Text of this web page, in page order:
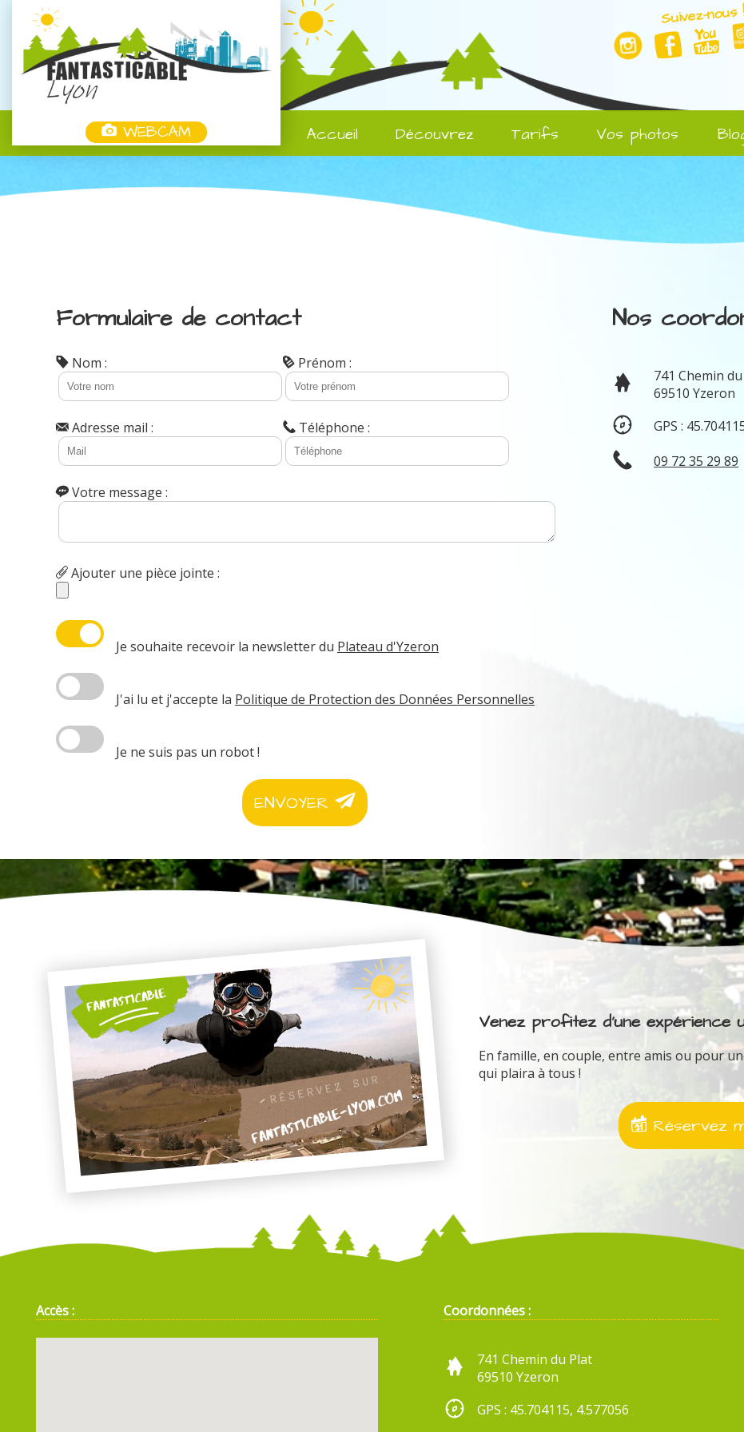
WEBCAM
Suivez-nous
Accueil
Découvrez Tarifs Vos photos
Formulaire de contact
Nom : Prénom :
Adresse mail : Téléphone :
Votre message :
Ajouter une pièce jointe :
Je souhaite recevoir la newsletter du Plateau d'Yzeron
J'ai lu et j'accepte la Politique de Protection des Données Personnelles
Je ne suis pas un robot !
ENVOYER
Nos
741 Chemin
69510 Yzeron
GPS :
09 72 35 29 89
Venez profitez d'une expérience
En famille, en couple, entre amis ou pour
qui plaira à tous !
Réservez
Accès : Coordonnées :
741 Chemin du Plat
69510 Yzeron
GPS : 45.704115, 4.577056